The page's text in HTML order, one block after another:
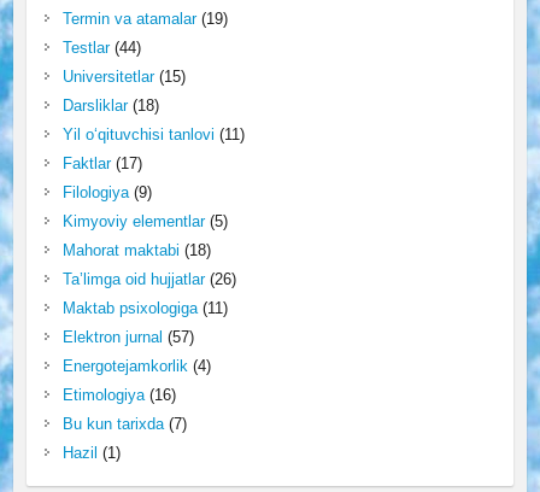
Termin va atamalar(19)
Testlar(44)
Universitetlar(15)
Darsliklar(18)
Yil o‘qituvchisi tanlovi (11)
Faktlar(17)
Filologiya(9)
Kimyoviy elementlar(5)
Mahorat maktabi (18)
Ta’limga oid hujjatlar(26)
Maktab psixologiga(11)
Elektron jurnal (57)
Energotejamkorlik (4)
Etimologiya(16)
Bu kun tarixda(7)
Hazil (1)